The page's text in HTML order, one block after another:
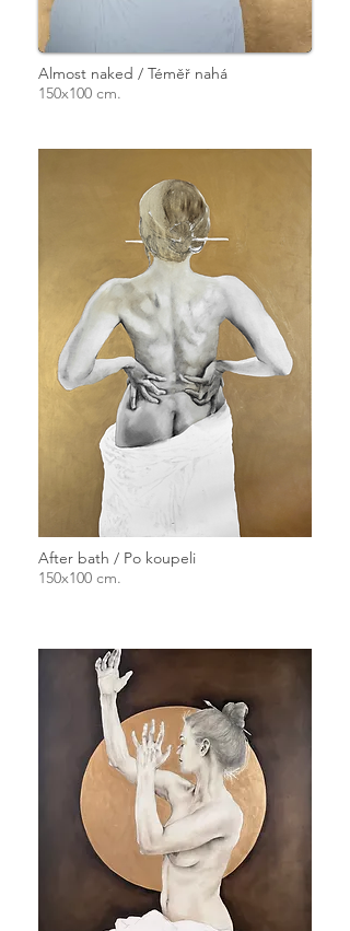
Almost naked / Téměř nahá
150x100 cm.
After bath / Po koupeli
150x100 cm.